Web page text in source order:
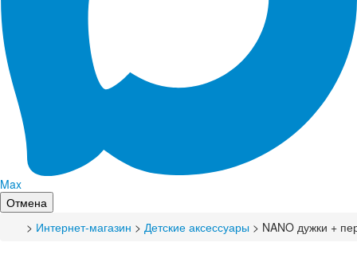
Max
Отмена
> Интернет-магазин > Детские аксессуары > NANO дужки +